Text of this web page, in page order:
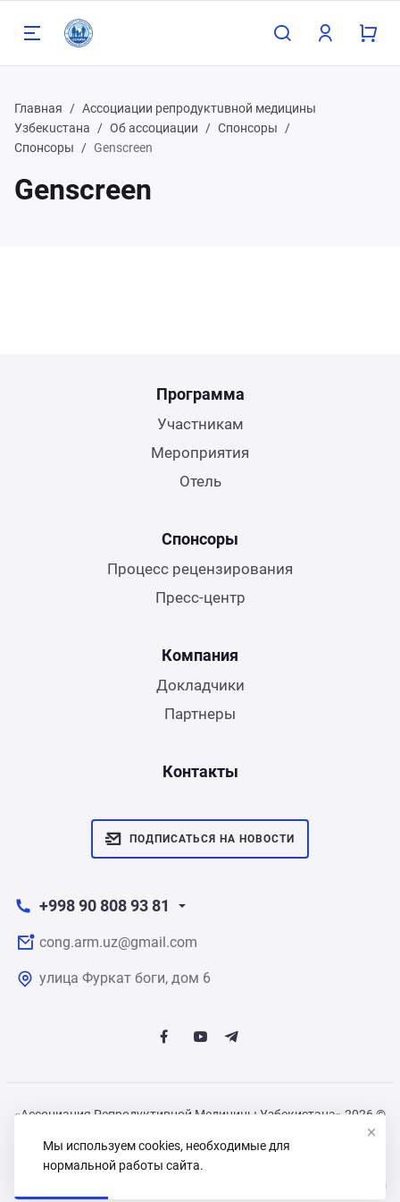
Назад
Главная
Ассоциации репродуктuвной медицины
Узбекuстана
Об ассоциации
Спонсоры
Спонсоры
Genscreen
Genscreen
Программа
Участникам
Мероприятия
Отель
Спонсоры
Процесс рецензирования
Пресс-центр
Компания
Докладчики
Партнеры
Контакты
ПОДПИСАТЬСЯ НА НОВОСТИ
+998 90 808 93 81
cong.arm.uz@gmail.com
улица Фуркат боги, дом 6
«Ассоциация Репродуктивной Медицины Узбекистана» 2026 ©
Политика обработки персональных данных
Мы используем cookies, необходимые для
нормальной работы сайта.